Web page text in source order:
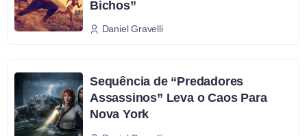
Bichos”
Daniel Gravelli
Sequência de “Predadores
Assassinos” Leva o Caos Para
Nova York